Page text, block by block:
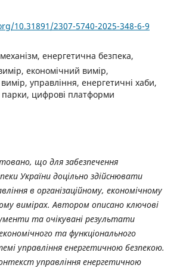
10.31891/2307-5740-2025-348-6-9
механізм, енергетична безпека,
економічний вимір,
управління, енергетичні хаби,
парки, цифрові платформи
що для забезпечення
України доцільно здійснювати
в організаційному, економічному
вимірах. Автором описано ключові
та очікувані результати
та функціонального
управління енергетичною безпекою.
управління енергетичною